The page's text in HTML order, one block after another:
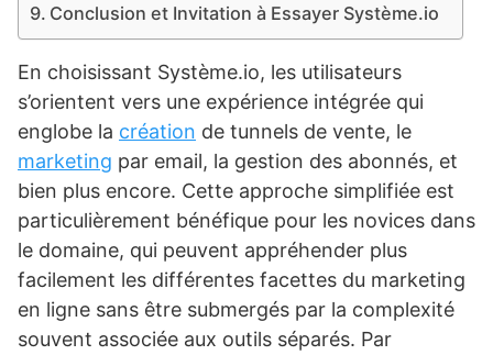
Conclusion et Invitation à Essayer Système.io
En choisissant Système.io, les utilisateurs
s’orientent vers une expérience intégrée qui
englobe la création de tunnels de vente, le
marketing par email, la gestion des abonnés, et
bien plus encore. Cette approche simplifiée est
particulièrement bénéfique pour les novices dans
le domaine, qui peuvent appréhender plus
facilement les différentes facettes du marketing
en ligne sans être submergés par la complexité
souvent associée aux outils séparés. Par